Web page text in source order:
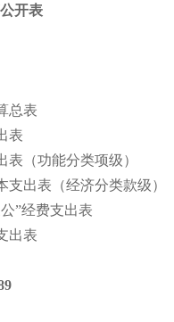
开表
总表
表
（功能分类项级）
出表（经济分类款级）
”经费支出表
出表